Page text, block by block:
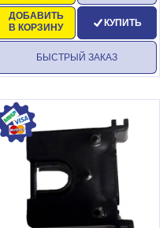
ДОБАВИТЬ
В КОРЗИНУ
КУПИТЬ
БЫСТРЫЙ ЗАКАЗ